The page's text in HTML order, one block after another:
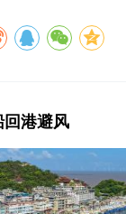
回港避风